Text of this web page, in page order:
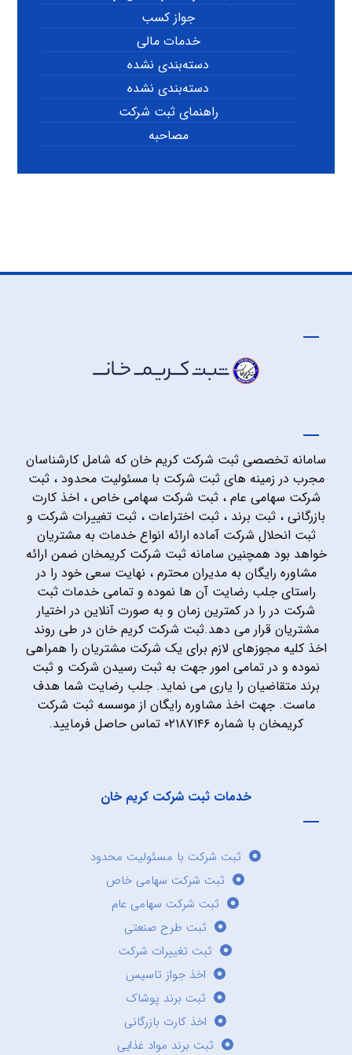
جواز کسب
خدمات مالی
دسته‌بندی نشده
دسته‌بندی نشده
راهنمای ثبت شرکت
مصاحبه
سامانه تخصصی ثبت شرکت کریم خان که شامل کارشناسان
مجرب در زمینه های ثبت شرکت با مسئولیت محدود ، ثبت
شرکت سهامی عام ، ثبت شرکت سهامی خاص ، اخذ کارت
بازرگانی ، ثبت برند ، ثبت اختراعات ، ثبت تغییرات شرکت و
ثبت انحلال شرکت آماده ارائه انواع خدمات به مشتریان
خواهد بود همچنین سامانه ثبت شرکت کریمخان ضمن ارائه
مشاوره رایگان به مدیران محترم ، نهایت سعی خود را در
راستای جلب رضایت آن ها نموده و تمامی خدمات ثبت
شرکت در را در کمترین زمان و به صورت آنلاین در اختیار
مشتریان قرار می دهد.ثبت شرکت کریم خان در طی روند
اخذ کلیه مجوزهای لازم برای یک شرکت مشتریان را همراهی
نموده و در تمامی امور جهت به ثبت رسیدن شرکت و ثبت
برند متقاضیان را یاری می نماید. جلب رضایت شما هدف
ماست. جهت اخذ مشاوره رایگان از موسسه ثبت شرکت
کریمخان با شماره ۰۲۱۸۷۱۴۶ تماس حاصل فرمایید.
خدمات ثبت شرکت کریم خان
ثبت شرکت با مسئولیت محدود
ثبت شرکت سهامی خاص
ثبت شرکت سهامی عام
ثبت طرح صنعتی
ثبت تغییرات شرکت
اخذ جواز تاسیس
ثبت برند پوشاک
اخذ کارت بازرگانی
ثبت برند مواد غذایی